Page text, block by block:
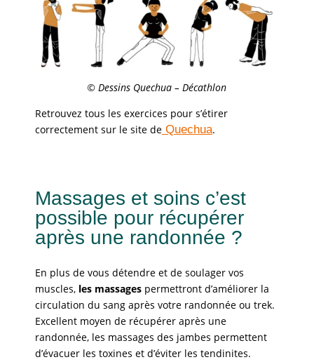
© Dessins Quechua – Décathlon
Retrouvez tous les exercices pour s’étirer
correctement sur le site deQuechua.
Massages et soins c’est
possible pour récupérer
après une randonnée ?
En plus de vous détendre et de soulager vos
muscles, les massagespermettront d’améliorer la
circulation du sang après votre randonnée ou trek.
Excellent moyen de récupérer après une
randonnée, les massages des jambes permettent
d’évacuer les toxines et d’éviter les tendinites.